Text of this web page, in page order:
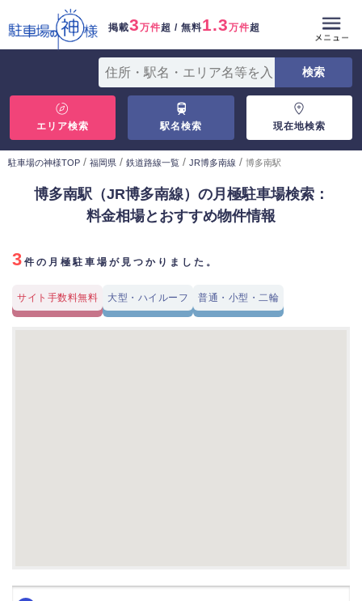
掲載3万件超 / 無料1.3万件超
エリア検索 駅名検索 現在地検索
駐車場の神様TOP / 福岡県 / 鉄道路線一覧 / JR博多南線 / 博多南駅
博多南駅（JR博多南線）の月極駐車場検索：
料金相場とおすすめ物件情報
3 件の月極駐車場が見つかりました。
サイト手数料無料 大型・ハイルーフ 普通・小型・二輪